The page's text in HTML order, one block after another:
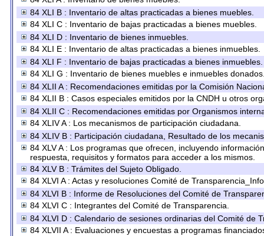
84 XLI B : Inventario de altas practicadas a bienes muebles.
84 XLI C : Inventario de bajas practicadas a bienes muebles.
84 XLI D : Inventario de bienes inmuebles.
84 XLI E : Inventario de altas practicadas a bienes inmuebles.
84 XLI F : Inventario de bajas practicadas a bienes inmuebles.
84 XLI G : Inventario de bienes muebles e inmuebles
84 XLII A : Recomendaciones emitidas por la Comisión
84 XLII B : Casos especiales emitidos por la CNDH u otros
84 XLII C : Recomendaciones emitidas por Organismos
84 XLIV A : Los mecanismos de participación ciudadana.
84 XLIV B : Participación ciudadana, Resultado de los
84 XLV A : Los programas que ofrecen, incluyendo
respuesta, requisitos y formatos para acceder a los mismos.
84 XLV B : Trámites del Sujeto Obligado.
84 XLVI A : Actas y resoluciones Comité de
84 XLVI B : Informe de Resoluciones del Comité de
84 XLVI C : Integrantes del Comité de Transparencia.
84 XLVI D : Calendario de sesiones ordinarias del Comité de
84 XLVII A : Evaluaciones y encuestas a programas